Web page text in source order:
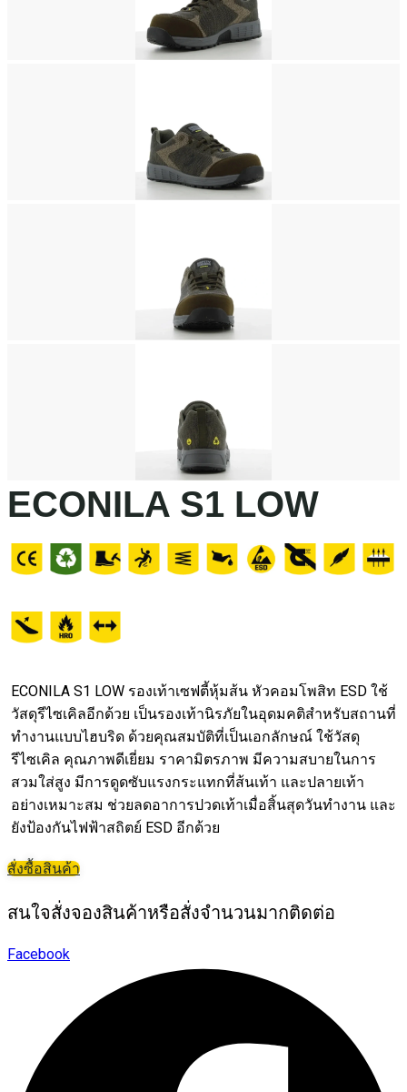
ECONILA S1 LOW
ECONILA S1 LOW รองเท้าเซฟตี้หุ้มส้น หัวคอมโพสิท ESD ใช้
วัสดุรีไซเคิลอีกด้วย เป็นรองเท้านิรภัยในอุดมคติสำหรับสถานที่
ทำงานแบบไฮบริด ด้วยคุณสมบัติที่เป็นเอกลักษณ์ ใช้วัสดุ
รีไซเคิล คุณภาพดีเยี่ยม ราคามิตรภาพ มีความสบายในการ
สวมใส่สูง มีการดูดซับแรงกระแทกที่ส้นเท้า และปลายเท้า
อย่างเหมาะสม ช่วยลดอาการปวดเท้าเมื่อสิ้นสุดวันทำงาน และ
ยังป้องกันไฟฟ้าสถิตย์ ESD อีกด้วย
สั่งซื้อสินค้า
สนใจสั่งจองสินค้าหรือสั่งจำนวนมากติดต่อ
Facebook